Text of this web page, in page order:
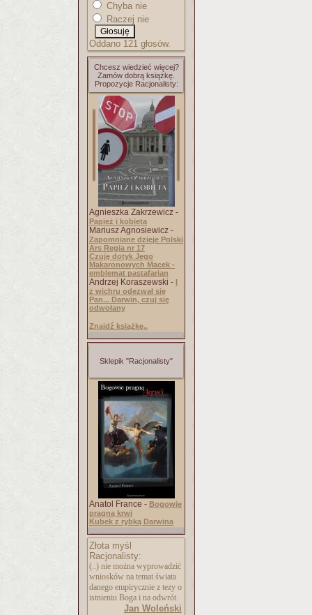
Chyba nie
Raczej nie
Oddano 121 głosów.
Chcesz wiedzieć więcej?
Zamów dobrą książkę.
Propozycje Racjonalisty:
Agnieszka Zakrzewicz -
Papież i kobieta
Mariusz Agnosiewicz -
Zapomniane dzieje Polski
Ars Regia nr 17
Czuję dotyk Jego
Makaronowych Macek -
emblemat pastafarian
Andrzej Koraszewski - I
z wichru odezwał się
Pan... Darwin, czuj się
odwołany
Znajdź książkę..
Sklepik "Racjonalisty"
Anatol France - Bogowie
pragną krwi
Kubek z rybką Darwina
Złota myśl
Racjonalisty:
(..) nie można wyprowadzić
wniosków na temat świata
danego empirycznie z tezy o
istnieniu Boga i na odwrót.
Jan Woleński